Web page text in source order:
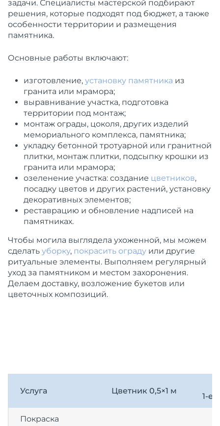
задачи. Специалисты мастерской подбирают
решения, которые подходят под бюджет, а также
особенности территории и размещения
памятника.
Основные работы включают:
изготовление, установку памятника из
гранита или мрамора;
выравнивание участка, подготовка
территории под монтаж;
монтаж ограды, цоколя, других изделий
мемориального комплекса, памятника;
укладку бетонной тротуарной или гранитной
плитки, монтаж плитки, подсыпку крошки из
гранита или мрамора;
озеленение участка: создание цветников,
посадку цветов и других растений, установку
декоративных элементов;
реставрацию и обновление надписей на
памятниках.
Чтобы могила выглядела ухоженной, мы можем
сделать уборку, покрасить ограду или другие
ритуальные элементы. Выполняем регулярный
уход за памятником и местом захоронения.
Делаем доставку, возложение букетов или
цветочных композиций.
Услуга Цветник 0,5×1 м
1-е
Покраска